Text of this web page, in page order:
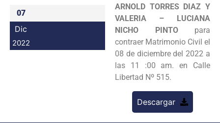
07
Dic
2022
ARNOLD TORRES DIAZ Y
VALERIA – LUCIANA
NICHO PINTOpara
contraer Matrimonio Civil el
08 de diciembre del 2022 a
las 11 :00 am. en Calle
Libertad Nº 515.
Descargar